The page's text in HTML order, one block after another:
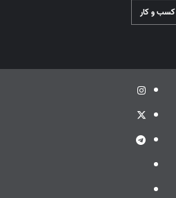
کسب و کار
اینستاگرام
توئیتر
تلگرام